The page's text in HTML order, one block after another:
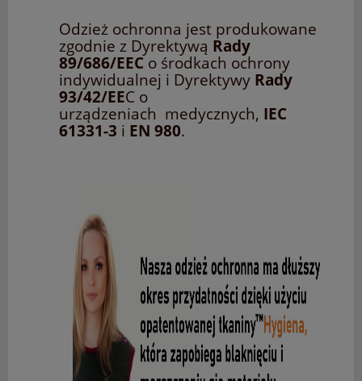
Odzież ochronna jest produkowane
zgodnie z Dyrektywą Rady
89/686/EECo środkach ochrony
indywidualnej i Dyrektywy Rady
93/42/EEC o
urządzeniach medycznych, IEC
61331-3 i EN 980.